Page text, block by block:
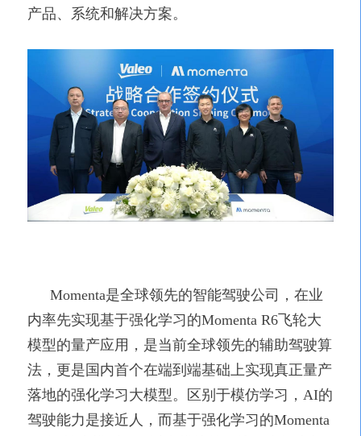
产品、系统和解决方案。
Momenta是全球领先的智能驾驶公司，在业
内率先实现基于强化学习的Momenta R6飞轮大
模型的量产应用，是当前全球领先的辅助驾驶算
法，更是国内首个在端到端基础上实现真正量产
落地的强化学习大模型。区别于模仿学习，AI的
驾驶能力是接近人，而基于强化学习的Momenta